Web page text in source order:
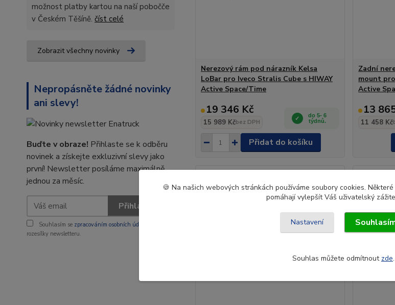
možnost platby kartou na naší pobočče
v Českém Těšíně. číst celé
Zobrazit všechny novinky
Nepropásněte žádné novinky
ani slevy!
Buďte v obraze! Přihlaste se k odběru
novinek a získejte exkluzivní slevy jako
první! Newsletter posíláme maximálně
jednou za měsíc.
Přihlásit se
Souhlasím se zpracováním osobních údajů
rozesílky newsletteru.
Nerezový rám pod nárazník Kelsa
LoBar pro Iveco Stralis Cube s HIWAY
Active Space/Time
19 346 Kč
15 989 Kčbez DPH
do 5- 6
týdnů.
Přidat do košíku
Zadní
mount
Active
13
11 458 Kč
🍪 Na našich webových stránkách používáme soubory cookies.
pomáhají vylepšít Váš uživatelský
Nastavení
Souhlas můžete odmítnout zde.